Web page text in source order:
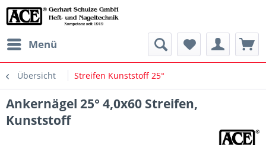
Menü
Übersicht Streifen Kunststoff 25°
Ankernägel 25° 4,0x60 Streifen,
Kunststoff